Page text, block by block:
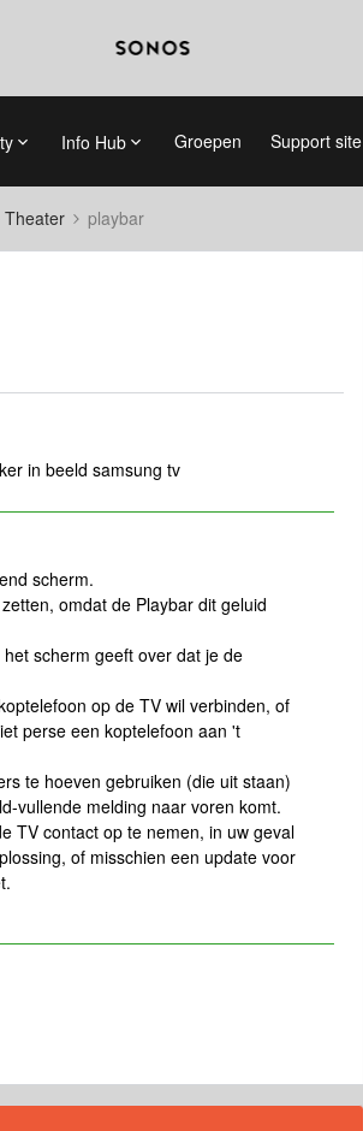
Info Hub Groepen Support site
Theater playbar
in beeld samsung tv
scherm.
omdat de Playbar dit geluid
scherm geeft over dat je de
op de TV wil verbinden, of
perse een koptelefoon aan 't
te hoeven gebruiken (die uit staan)
vullende melding naar voren komt.
TV contact op te nemen, in uw geval
of misschien een update voor